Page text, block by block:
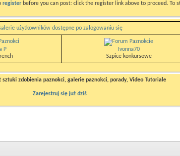
register before you can post: click the register link above to proceed.
użytkowników dostępne po zalogowaniu się
P
Ivonna70
Szpice konkursowe
zdobienia paznokci, galerie paznokci, porady, Video Tutoriale
Zarejestruj się już dziś